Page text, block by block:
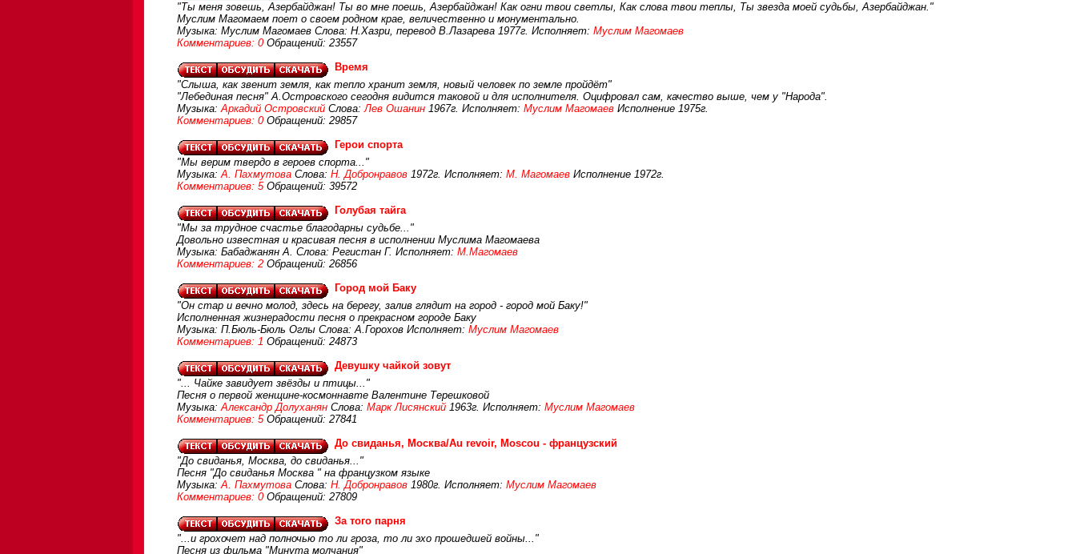
"Ты меня зовешь, Азербайджан! Ты во мне поешь, Азербайджан! Как огни твои светлы, Как слова твои теплы, Ты звезда моей судьбы, Азербайджан."
Муслим Магомаем поет о своем родном крае, величественно и монументально.
Музыка: Муслим Магомаев Слова: Н.Хазри, перевод В.Лазарева 1977г. Исполняет: Муслим Магомаев
Комментариев: 0 Обращений: 23557
Время
"Слыша, как звенит земля, как тепло хранит земля, новый человек по земле пройдёт"
"Лебединая песня" А.Островского сегодня видится таковой и для исполнителя. Оцифровал сам, качество выше, чем у "Народа".
Музыка:Аркадий Островский Слова:Лев Ошанин 1967г. Исполняет: Муслим Магомаев Исполнение 1975г.
Комментариев: 0 Обращений: 29857
Герои спорта
"Мы верим твердо в героев спорта..."
Музыка:А. Пахмутова Слова: Н. Добронравов 1972г. Исполняет: М. Магомаев Исполнение 1972г.
Комментариев: 5 Обращений: 39572
Голубая тайга
"Мы за трудное счастье благодарны судьбе..."
Довольно известная и красивая песня в исполнении Муслима Магомаева
Музыка: Бабаджанян А. Слова: Регистан Г. Исполняет: М.Магомаев
Комментариев: 2 Обращений: 26856
Город мой Баку
"Он стар и вечно молод, здесь на берегу, залив глядит на город - город мой Баку!"
Исполненная жизнерадости песня о прекрасном городе Баку
Музыка: П.Бюль-Бюль Оглы Слова: А.Горохов Исполняет: Муслим Магомаев
Комментариев: 1 Обращений: 24873
Девушку чайкой зовут
"... Чайке завидует звёзды и птицы..."
Песня о первой женщине-космоннавте Валентине Терешковой
Музыка:Александр Долуханян Слова: Марк Лисянский 1963г. Исполняет: Муслим Магомаев
Комментариев: 5 Обращений: 27841
До свиданья, Москва/Au revoir, Moscou - французский
"До свиданья, Москва, до свиданья..."
Песня "До свиданья Москва " на французком языке
Музыка:А. Пахмутова Слова: Н. Добронравов 1980г. Исполняет: Муслим Магомаев
Комментариев: 0 Обращений: 27809
За того парня
"...и грохочет над полночью то ли гроза, то ли эхо прошедшей войны..."
Песня из фильма "Минута молчания"